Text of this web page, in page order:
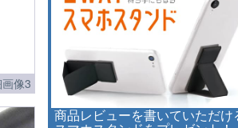
商品レビューを書いていただけ
像3